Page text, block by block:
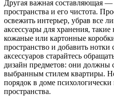
Другая важная составляющая —
пространства и его чистота.
освежить интерьер, убрав все
аксессуары для хранения,
кожаные или картонные
пространство и добавить
аксессуаров старайтесь
дизайн предметов: они должны
выбранным стилем квартиры.
порядок в доме
пространства.